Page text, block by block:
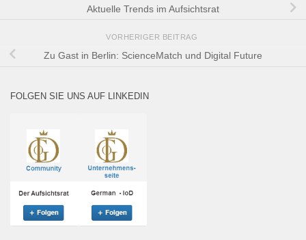
Aktuelle Trends im Aufsichtsrat
VORHERIGER BEITRAG
Zu Gast in Berlin: ScienceMatch und Digital Future
FOLGEN SIE UNS AUF LINKEDIN